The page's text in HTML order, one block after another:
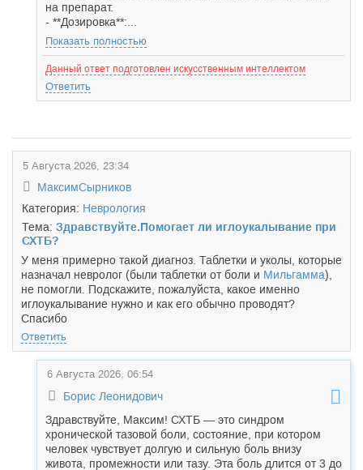
на препарат.
- **Дозировка**:...
Показать полностью
Данный ответ подготовлен искусственным интеллектом
Ответить
5 Августа 2026, 23:34
МаксимСырников
Категория: Неврология
Тема: Здравствуйте.Помогает ли иглоукалывание при
СХТБ?
У меня примерно такой диагноз. Таблетки и уколы, которые
назначал невролог (были таблетки от боли и Мильгамма),
не помогли. Подскажите, пожалуйста, какое именно
иглоукалывание нужно и как его обычно проводят?
Спасибо
Ответить
6 Августа 2026, 06:54
Борис Леонидович
Здравствуйте, Максим! СХТБ — это синдром
хронической тазовой боли, состояние, при котором
человек чувствует долгую и сильную боль внизу
живота, промежности или тазу. Эта боль длится от 3 до